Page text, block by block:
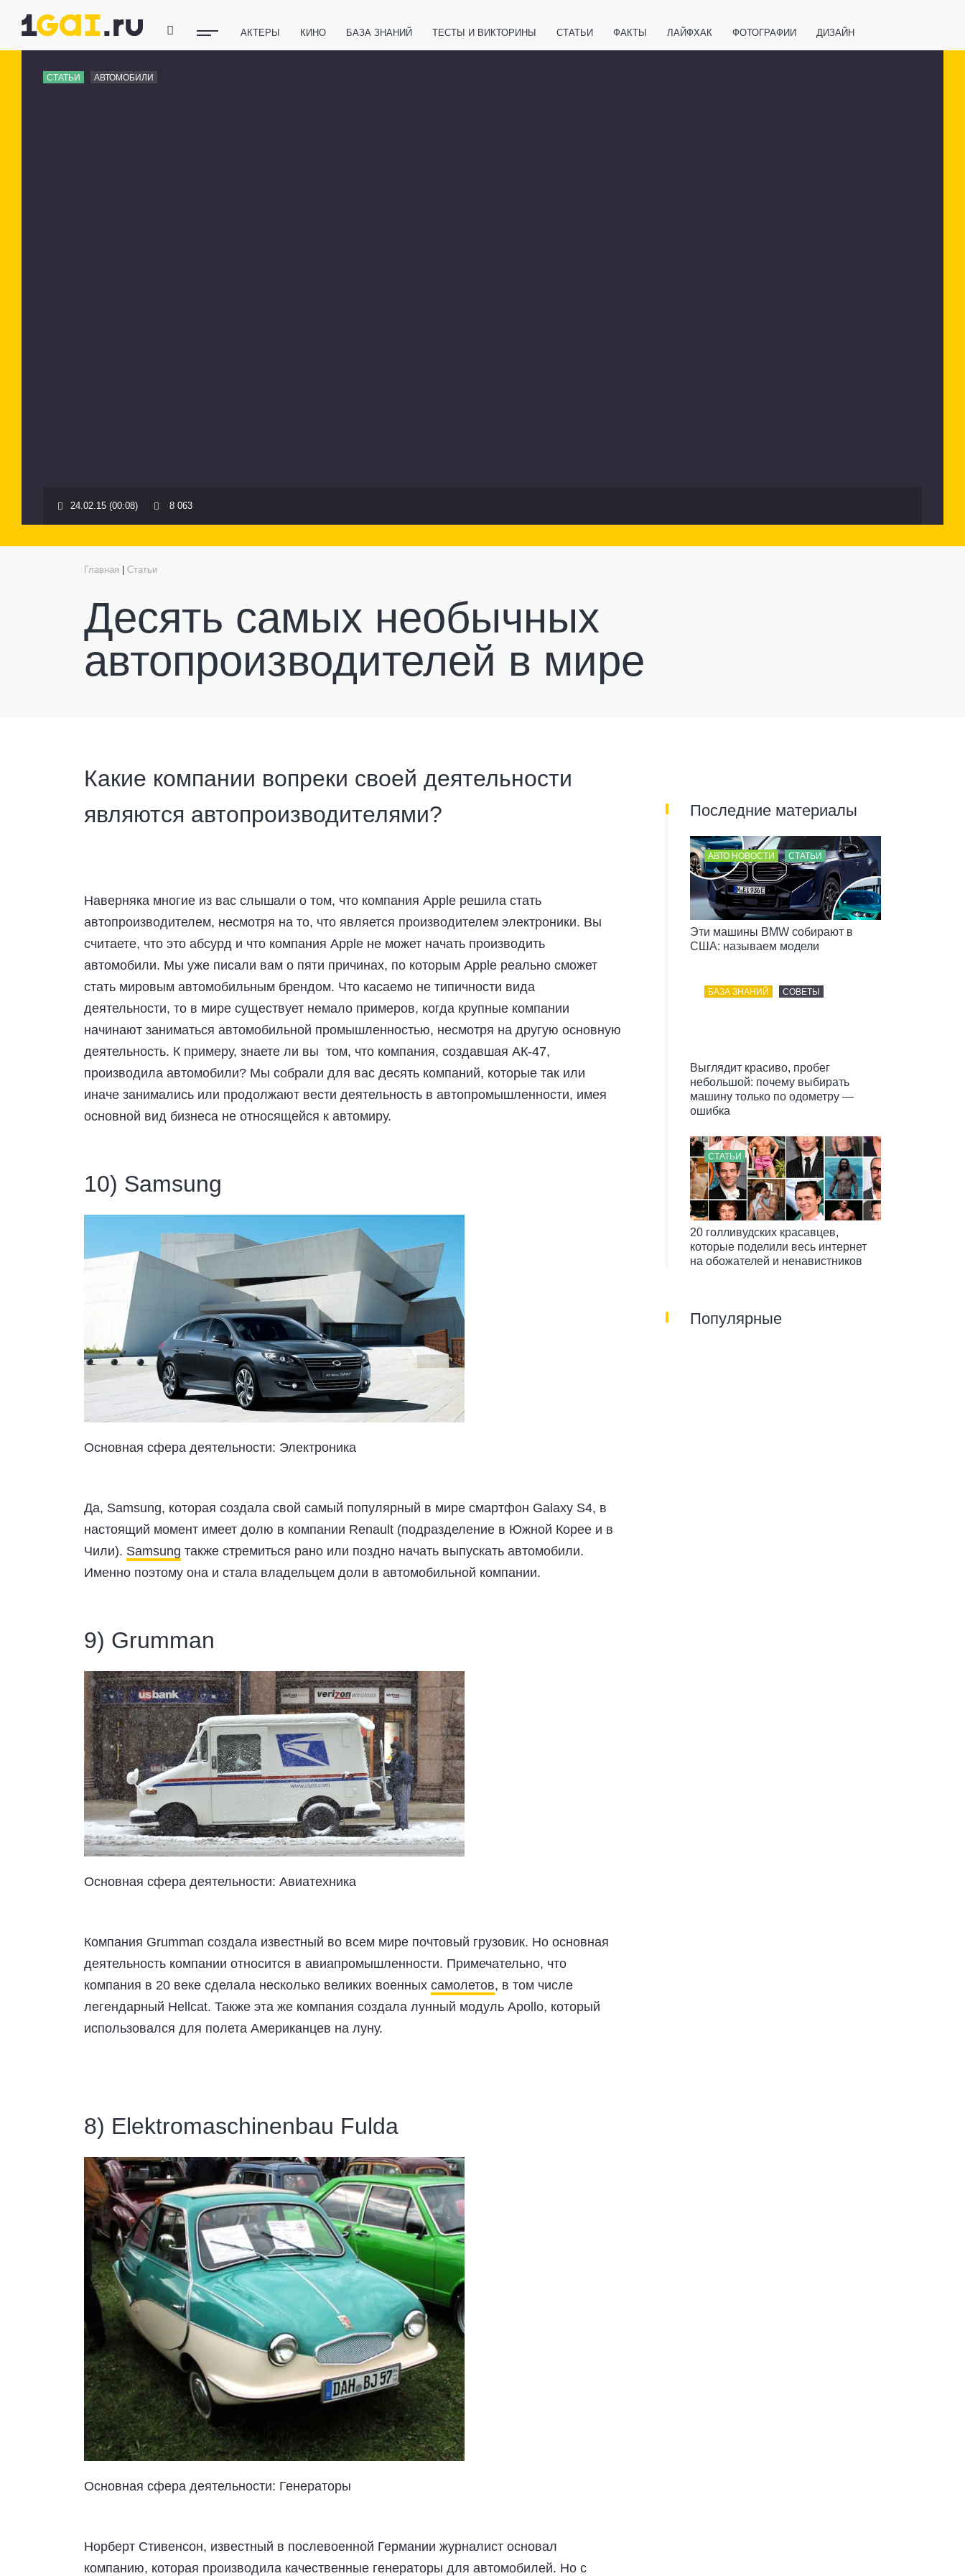
АКТЕРЫ КИНО БАЗА ЗНАНИЙ ТЕСТЫ И ВИКТОРИНЫ СТАТЬИ ФАКТЫ ЛАЙФХАК ФОТОГРАФИИ ДИЗАЙН
СТАТЬИ АВТОМОБИЛИ
24.02.15 (00:08) 8 063
Главная Статьи
Десять самых необычных
автопроизводителей в мире
Какие компании вопреки своей деятельности
являются автопроизводителями?
Наверняка многие из вас слышали о том, что компания Apple решила стать
автопроизводителем, несмотря на то, что является производителем электроники. Вы
считаете, что это абсурд и что компания Apple не может начать производить
автомобили. Мы уже писали вам о пяти причинах, по которым Apple реально сможет
стать мировым автомобильным брендом. Что касаемо не типичности вида
деятельности, то в мире существует немало примеров, когда крупные компании
начинают заниматься автомобильной промышленностью, несмотря на другую основную
деятельность. К примеру, знаете ли вы том, что компания, создавшая АК-47,
производила автомобили? Мы собрали для вас десять компаний, которые так или
иначе занимались или продолжают вести деятельность в автопромышленности, имея
основной вид бизнеса не относящейся к автомиру.
10) Samsung
Основная сфера деятельности: Электроника
Да, Samsung, которая создала свой самый популярный в мире смартфон Galaxy S4, в
настоящий момент имеет долю в компании Renault (подразделение в Южной Корее и в
Чили). Samsung также стремиться рано или поздно начать выпускать автомобили.
Именно поэтому она и стала владельцем доли в автомобильной компании.
9) Grumman
Основная сфера деятельности: Авиатехника
Компания Grumman создала известный во всем мире почтовый грузовик. Но основная
деятельность компании относится в авиапромышленности. Примечательно, что
компания в 20 веке сделала несколько великих военных самолетов, в том числе
легендарный Hellcat. Также эта же компания создала лунный модуль Apollo, который
использовался для полета Американцев на луну.
8) Elektromaschinenbau Fulda
Основная сфера деятельности: Генераторы
Норберт Стивенсон, известный в послевоенной Германии журналист основал
компанию, которая производила качественные генераторы для автомобилей. Но с
Последние материалы
АВТО НОВОСТИ СТАТЬИ
Эти машины BMW собирают в
США: называем модели
БАЗА ЗНАНИЙ СОВЕТЫ
Выглядит красиво, пробег
небольшой: почему выбирать
машину только по одометру —
ошибка
СТАТЬИ
20 голливудских красавцев,
которые поделили весь интернет
на обожателей и ненавистников
Популярные